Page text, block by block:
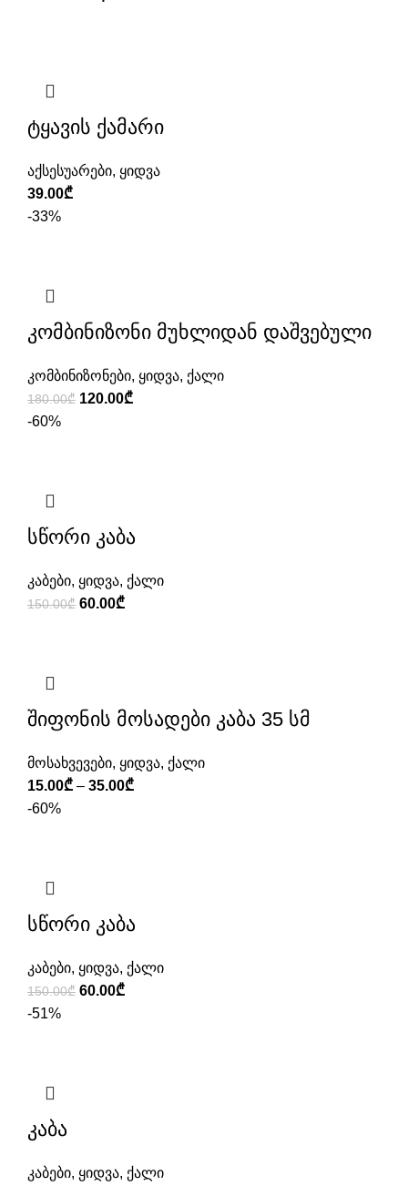
ტყავის ქამარი
აქსესუარები, ყიდვა
39.00₾
-33%
კომბინიზონი მუხლიდან დაშვებული
კომბინიზონები, ყიდვა, ქალი
180.00₾ Original
120.00₾Current
-60%
სწორი კაბა
კაბები, ყიდვა, ქალი
150.00₾ Original
60.00₾Current
შიფონის მოსადები კაბა 35 სმ
მოსახვევები, ყიდვა, ქალი
15.00₾ – 35.00₾Price
-60%
სწორი კაბა
კაბები, ყიდვა, ქალი
150.00₾ Original
60.00₾Current
-51%
კაბა
კაბები, ყიდვა, ქალი